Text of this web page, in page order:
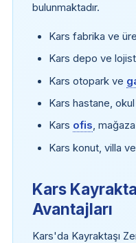
bulunmaktadır.
Kars fabrika ve
Kars depo ve
Kars otopark ve
Kars hastane,
Kars ofis,
Kars konut, villa
Kars
Avantajları
Kars'da Kayraktaşı